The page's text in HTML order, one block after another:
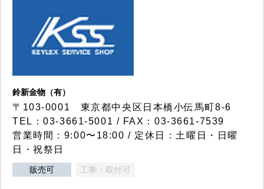
鈴新金物（有）
〒103-0001 東京都中央区日本橋小伝馬町8-6
TEL：03-3661-5001 / FAX：03-3661-7539
営業時間：9:00〜18:00 / 定休日：土曜日・日曜
日・祝祭日
販売可 工事・取付可